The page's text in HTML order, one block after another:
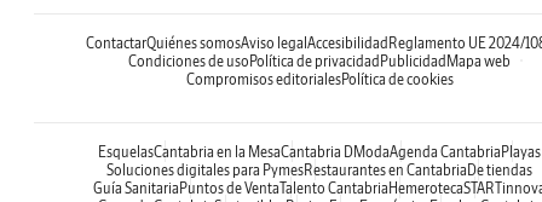
ContactarQuiénes somosAviso legalAccesibilidadReglamento UE 2024/
Condiciones de usoPolítica de privacidadPublicidadMapa web
Compromisos editorialesPolítica de cookies
EsquelasCantabria en la MesaCantabria DModaAgenda CantabriaPlayas
Soluciones digitales para PymesRestaurantes en CantabriaDe tiendas
Guía SanitariaPuntos de VentaTalento CantabriaHemeroteca